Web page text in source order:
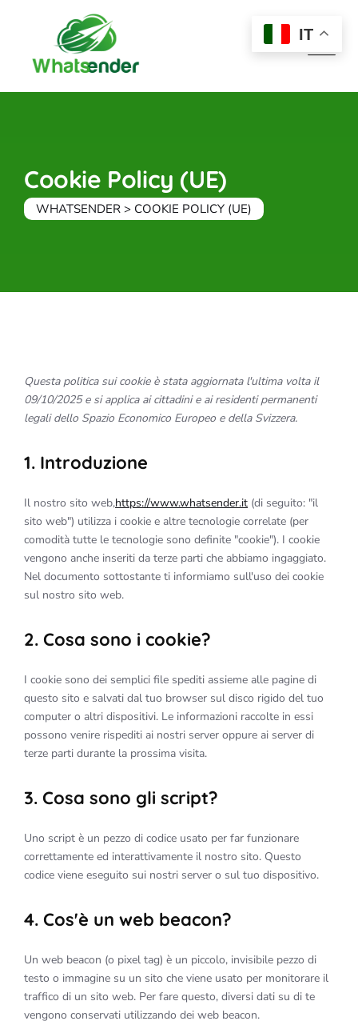
Cookie Policy (UE)
WHATSENDER > COOKIE POLICY (UE)
Questa politica sui cookie è stata aggiornata l'ultima volta il
09/10/2025 e si applica ai cittadini e ai residenti permanenti
legali dello Spazio Economico Europeo e della Svizzera.
1. Introduzione
Il nostro sito web,https://www.whatsender.it (di seguito: "il
sito web") utilizza i cookie e altre tecnologie correlate (per
comodità tutte le tecnologie sono definite "cookie"). I cookie
vengono anche inseriti da terze parti che abbiamo ingaggiato.
Nel documento sottostante ti informiamo sull'uso dei cookie
sul nostro sito web.
2. Cosa sono i cookie?
I cookie sono dei semplici file spediti assieme alle pagine di
questo sito e salvati dal tuo browser sul disco rigido del tuo
computer o altri dispositivi. Le informazioni raccolte in essi
possono venire rispediti ai nostri server oppure ai server di
terze parti durante la prossima visita.
3. Cosa sono gli script?
Uno script è un pezzo di codice usato per far funzionare
correttamente ed interattivamente il nostro sito. Questo
codice viene eseguito sui nostri server o sul tuo dispositivo.
4. Cos'è un web beacon?
Un web beacon (o pixel tag) è un piccolo, invisibile pezzo di
testo o immagine su un sito che viene usato per monitorare il
traffico di un sito web. Per fare questo, diversi dati su di te
vengono conservati utilizzando dei web beacon.
IT